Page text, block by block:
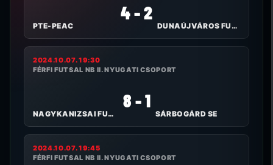
PTE-PEAC
4 - 2
DUNAÚJVÁROS FUTSAL
2024.10.07. 19:30
FÉRFI FUTSAL NB II. NYUGATI CSOPORT
NAGYKANIZSAI FUTSAL CLUB
8 - 1
SÁRBOGÁRD SE
2024.10.07. 19:45
FÉRFI FUTSAL NB II. NYUGATI CSOPORT